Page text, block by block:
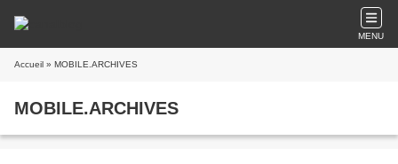
MENU
Accueil » MOBILE.ARCHIVES
MOBILE.ARCHIVES